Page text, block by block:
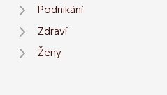
Podnikání
Zdraví
Ženy